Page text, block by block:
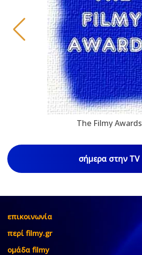
The Filmy Awards
σήμερα στην TV
επικοινωνία
περί filmy.gr
ομάδα filmy